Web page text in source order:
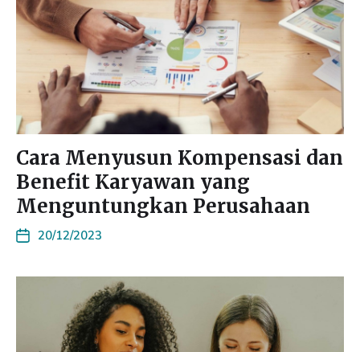
Cara Menyusun Kompensasi dan
Benefit Karyawan yang
Menguntungkan Perusahaan
20/12/2023